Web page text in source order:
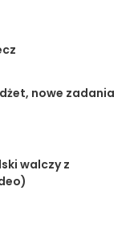
nowe zadania
walczy z